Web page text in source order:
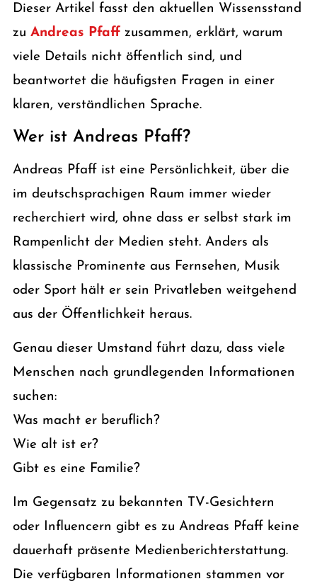
Dieser Artikel fasst den aktuellen Wissensstand
zu Andreas Pfaffzusammen, erklärt, warum
viele Details nicht öffentlich sind, und
beantwortet die häufigsten Fragen in einer
klaren, verständlichen Sprache.
Wer ist Andreas Pfaff?
Andreas Pfaff ist eine Persönlichkeit, über die
im deutschsprachigen Raum immer wieder
recherchiert wird, ohne dass er selbst stark im
Rampenlicht der Medien steht. Anders als
klassische Prominente aus Fernsehen, Musik
oder Sport hält er sein Privatleben weitgehend
aus der Öffentlichkeit heraus.
Genau dieser Umstand führt dazu, dass viele
Menschen nach grundlegenden Informationen
suchen:
Was macht er beruflich?
Wie alt ist er?
Gibt es eine Familie?
Im Gegensatz zu bekannten TV-Gesichtern
oder Influencern gibt es zu Andreas Pfaff keine
dauerhaft präsente Medienberichterstattung.
Die verfügbaren Informationen stammen vor